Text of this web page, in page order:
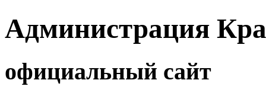
Администрация
официальный сайт